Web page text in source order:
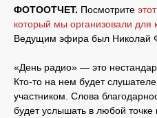
ФОТООТЧЕТ. Посмотрите
который мы организовали для
Ведущим эфира был Николай
«День радио» — это
Кто-то на нем будет
участником. Слова
будет услышать в любой точке